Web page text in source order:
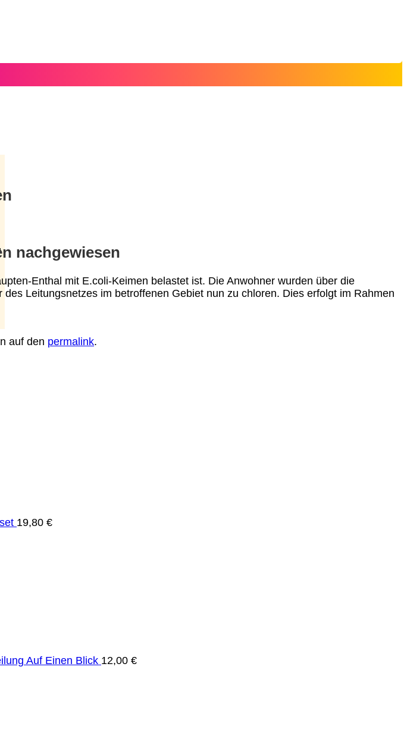
nachgewiesen
Enthal mit E.coli-Keimen belastet ist. Die Anwohner wurden über die
Leitungsnetzes im betroffenen Gebiet nun zu chloren. Dies erfolgt im Rahmen
auf den permalink.
19,80 €
Auf Einen Blick 12,00 €